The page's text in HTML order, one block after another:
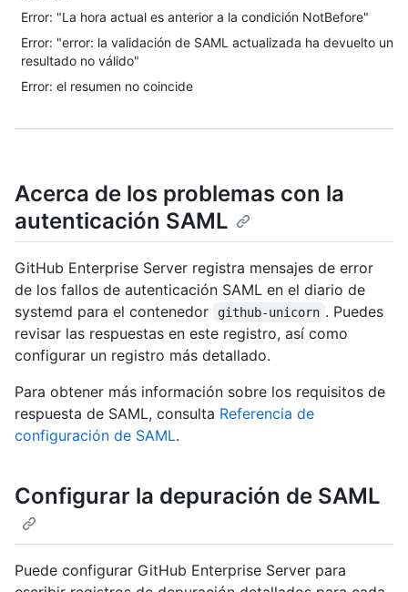
Error: "La hora actual es anterior a la condición NotBefore"
Error: "error: la validación de SAML actualizada ha devuelto un
resultado no válido"
Error: el resumen no coincide
Acerca de los problemas con la
autenticación SAML
GitHub Enterprise Server registra mensajes de error
de los fallos de autenticación SAML en el diario de
systemd para el contenedor
github-unicorn . Puedes
revisar las respuestas en este registro, así como
configurar un registro más detallado.
Para obtener más información sobre los requisitos de
respuesta de SAML, consulta Referencia de
configuración de SAML.
Configurar la depuración de SAML
Puede configurar GitHub Enterprise Server para